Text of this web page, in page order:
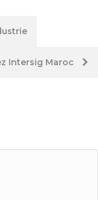
Intersig Maroc